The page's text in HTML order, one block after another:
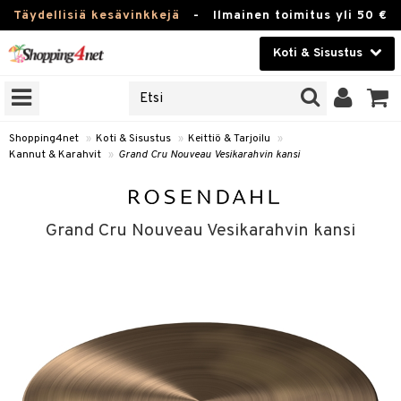
Täydellisiä kesävinkkejä - Ilmainen toimitus yli 50 €
Koti & Sisustus
Kauneudenhoito
Piilolinssit
Fitness
Tuotemerkkejä
Kampanjat
Shopping4net » Koti & Sisustus » Keittiö & Tarjoilu
»
Kannut & Karahvit » Grand Cru Nouveau Vesikarahvin kansi
Grand Cru Nouveau Vesikarahvin kansi
& Karahvit
Tee & Espresso